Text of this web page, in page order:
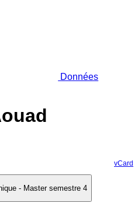
Données
vCard
- Master semestre 4